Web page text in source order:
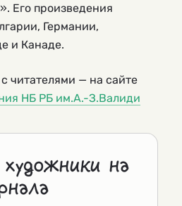
Его произведения
Германии,
и Канаде.
читателями — на сайте
НБ РБ им.А.-З.Валиди
на